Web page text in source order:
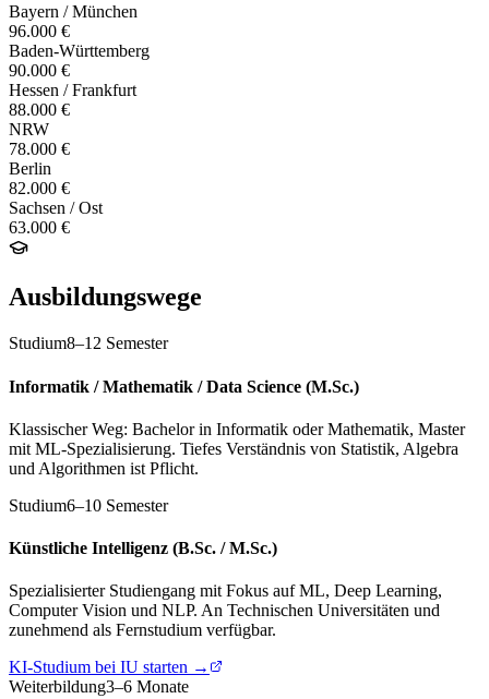
Bayern / München
96.000 €
Baden-Württemberg
90.000 €
Hessen / Frankfurt
88.000 €
NRW
78.000 €
Berlin
82.000 €
Sachsen / Ost
63.000 €
Ausbildungswege
Studium8–12 Semester
Informatik / Mathematik / Data Science (M.Sc.)
Klassischer Weg: Bachelor in Informatik oder Mathematik, Master
mit ML-Spezialisierung. Tiefes Verständnis von Statistik, Algebra
und Algorithmen ist Pflicht.
Studium6–10 Semester
Künstliche Intelligenz (B.Sc. / M.Sc.)
Spezialisierter Studiengang mit Fokus auf ML, Deep Learning,
Computer Vision und NLP. An Technischen Universitäten und
zunehmend als Fernstudium verfügbar.
KI-Studium bei IU starten →
Weiterbildung3–6 Monate